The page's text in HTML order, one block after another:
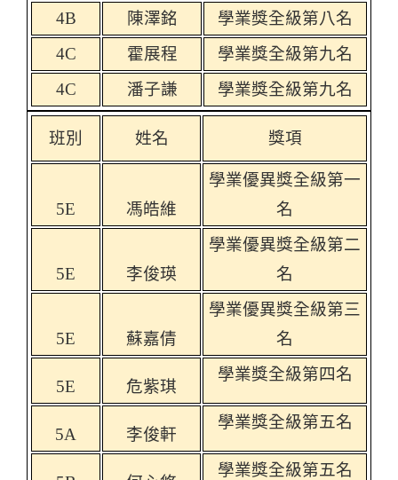
4B
陳澤銘
學業獎全級第八名
4C
霍展程
學業獎全級第九名
4C
潘子謙 學業獎全級第九名
班別 姓名 獎項
5E 馮皓維
學業優異獎全級第一
名
5E 李俊瑛
學業優異獎全級第二
名
5E 蘇嘉倩
學業優異獎全級第三
名
5E 危紫琪
學業獎全級第四名
5A 李俊軒
學業獎全級第五名
學業獎全級第五名